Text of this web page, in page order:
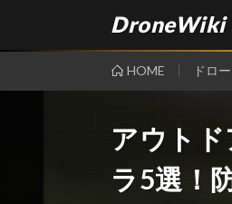
DroneWiki
HOME ドロ
アウト
ラ5選！